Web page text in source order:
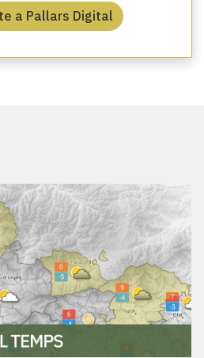
a Pallars Digital